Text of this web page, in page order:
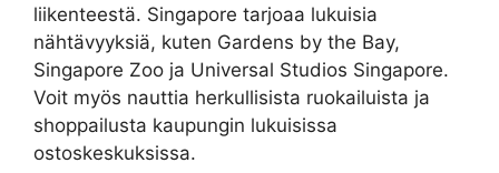
liikenteestä. Singapore tarjoaa lukuisia
nähtävyyksiä, kuten Gardens by the Bay,
Singapore Zoo ja Universal Studios Singapore.
Voit myös nauttia herkullisista ruokailuista ja
shoppailusta kaupungin lukuisissa
ostoskeskuksissa.